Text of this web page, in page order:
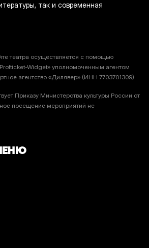
так и современная
театра осуществляется с помощью
Widget» уполномоченным агентом
агентство «Дилявер» (ИНН 7703701309).
Приказу Министерства культуры России от
посещение мероприятий не